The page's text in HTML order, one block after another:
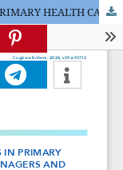
THE CARE OF OBESE ADOLESCENTS IN PRIMARY HEALTH CARE: PERSPECTIVES OF MANAGERS AND PROFESSIONALS